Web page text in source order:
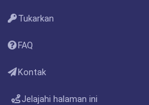
Tukarkan
FAQ
Kontak
Jelajahi halaman ini